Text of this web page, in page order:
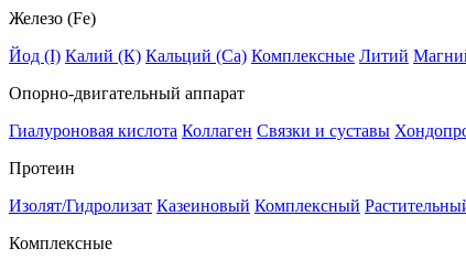
Железо (Fe)
Йод (I) Калий (К) Кальций (Са) Комплексные Литий
Опорно-двигательный аппарат
Гиалуроновая кислота Коллаген Связки и суставы
Протеин
Изолят/Гидролизат Казеиновый Комплексный
Комплексные